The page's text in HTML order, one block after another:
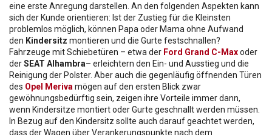
eine erste Anregung darstellen. An den folgenden Aspekten kann
sich der Kunde orientieren: Ist der Zustieg für die Kleinsten
problemlos möglich, können Papa oder Mama ohne Aufwand
den Kindersitz montieren und die Gurte festschnallen?
Fahrzeuge mit Schiebetüren – etwa der Ford Grand C-Maxoder
derSEAT Alhambra– erleichtern den Ein- und Ausstieg und die
Reinigung der Polster. Aber auch die gegenläufig öffnenden Türen
des Opel Meriva mögen auf den ersten Blick zwar
gewöhnungsbedürftig sein, zeigen ihre Vorteile immer dann,
wenn Kindersitze montiert oder Gurte geschnallt werden müssen.
In Bezug auf den Kindersitz sollte auch darauf geachtet werden,
dass der Wagen über Verankerungspunkte nach dem